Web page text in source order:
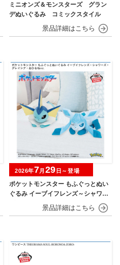
ミニオンズ＆モンスターズ グラン
デぬいぐるみ コミックスタイル
ポケットモンスター もふぐっとぬい
ぐるみ イーブイフレンズ～シャワー
ズ・グレイシア～おひるねver.
2026年7月 29 日～登場